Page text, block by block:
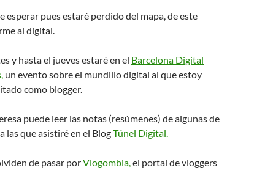
esperar pues estaré perdido del mapa, de este
al digital.
y hasta el jueves estaré en el Barcelona Digital
un evento sobre el mundillo digital al que estoy
como blogger.
puede leer las notas (resúmenes) de algunas de
las que asistiré en el BlogTúnel Digital.
de pasar porVlogombia,el portal de vloggers